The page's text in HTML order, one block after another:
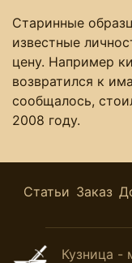
Старинные
известные
цену. Например
возвратился к
сообщалось,
2008 году.
Статьи Заказ
Кузница -